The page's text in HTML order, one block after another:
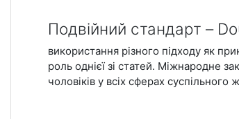
Подвійний стандарт –
використання різного підходу як
роль однієї зі статей. Міжнародне
чоловіків у всіх сферах